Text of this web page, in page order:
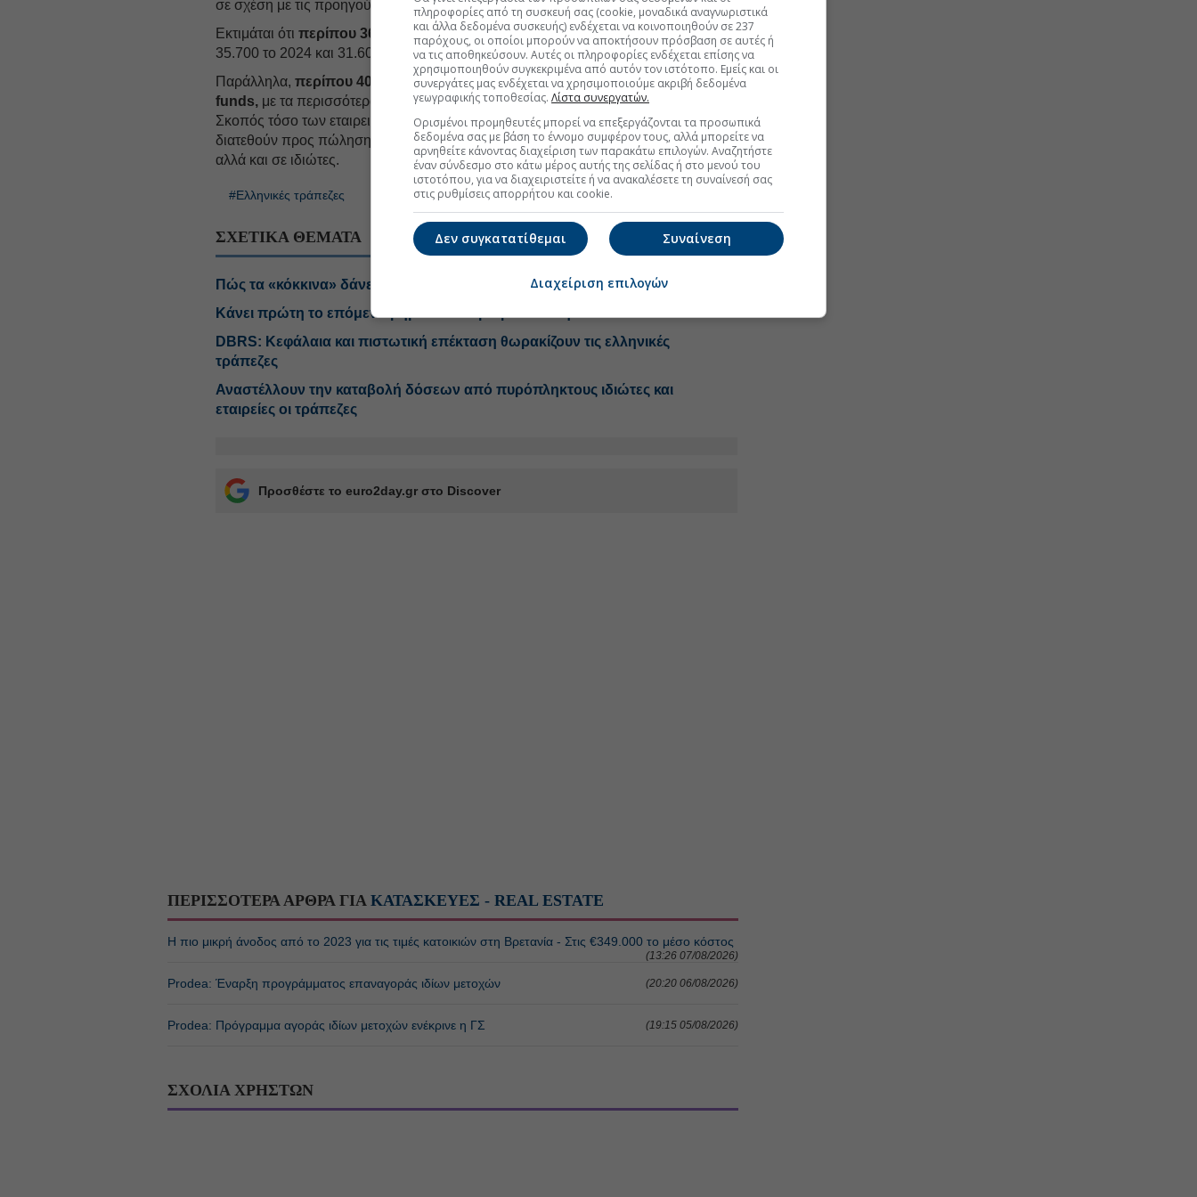
σε σχέση με τις προηγούμενες χρονιές.
Εκτιμάται ότιπερίπου 36.000 ακίνητα βγήκαν στο σφυρί το 2025, σε σχέση με
35.700 το 2024 και 31.600 το 2023.
Παράλληλα,περίπου 40.000-50.000 ακίνητα λιμνάζουν στην κατοχή των
funds, με τα περισσότερα να είναι κατοικίες που βρίσκονται σε αστικές περιοχές.
Σκοπός τόσο των εταιρειών διαχείρισης δανείων όσο και των τραπεζών είναι να
διατεθούν προς πώληση τα ακίνητα όχι μόνο σε εταιρικούς επενδυτές του κλάδου
αλλά και σε ιδιώτες.
#Ελληνικές τράπεζες #Πλειστηριασμός ακινήτου
ΣΧΕΤΙΚΑ ΘΕΜΑΤΑ
Πώς τα «κόκκινα» δάνεια αλλάζουν την αγορά κατοικίας στην Ελλάδα
Κάνει πρώτη το επόμενο βήμα στα step-up δάνεια η Eurobank
DBRS: Κεφάλαια και πιστωτική επέκταση θωρακίζουν τις ελληνικές
τράπεζες
Αναστέλλουν την καταβολή δόσεων από πυρόπληκτους ιδιώτες και
εταιρείες οι τράπεζες
Προσθέστε το euro2day.gr στο Discover
ΠΕΡΙΣΣΟΤΕΡΑ ΑΡΘΡΑ ΓΙΑ ΚΑΤΑΣΚΕΥΕΣ - REAL ESTATE
Η πιο μικρή άνοδος από το 2023 για τις τιμές κατοικιών στη Βρετανία - Στις €349.000 το μέσο κόστος
(13:26 07/08/2026)
Prodea: Έναρξη προγράμματος επαναγοράς ιδίων μετοχών (20:20 06/08/2026)
Prodea: Πρόγραμμα αγοράς ιδίων μετοχών ενέκρινε η ΓΣ (19:15 05/08/2026)
ΣΧΟΛΙΑ ΧΡΗΣΤΩΝ
πληροφορίες από τη συσκευή σας (cookie, μοναδικά αναγνωριστικά
και άλλα δεδομένα συσκευής) ενδέχεται να κοινοποιηθούν σε 237
παρόχους, οι οποίοι μπορούν να αποκτήσουν πρόσβαση σε αυτές ή
να τις αποθηκεύσουν. Αυτές οι πληροφορίες ενδέχεται επίσης να
χρησιμοποιηθούν συγκεκριμένα από αυτόν τον ιστότοπο. Εμείς και οι
συνεργάτες μας ενδέχεται να χρησιμοποιούμε ακριβή δεδομένα
γεωγραφικής τοποθεσίας. Λίστα συνεργατών.
Ορισμένοι προμηθευτές μπορεί να επεξεργάζονται τα προσωπικά
δεδομένα σας με βάση το έννομο συμφέρον τους, αλλά μπορείτε να
αρνηθείτε κάνοντας διαχείριση των παρακάτω επιλογών. Αναζητήστε
έναν σύνδεσμο στο κάτω μέρος αυτής της σελίδας ή στο μενού του
ιστοτόπου, για να διαχειριστείτε ή να ανακαλέσετε τη συναίνεσή σας
στις ρυθμίσεις απορρήτου και cookie.
Συναίνεση
Δεν συγκατατίθεμαι
Διαχείριση επιλογών